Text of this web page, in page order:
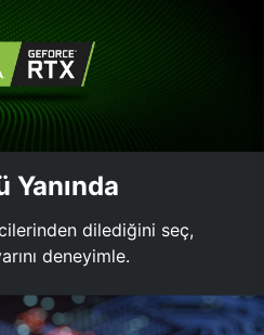
Yanında
dilediğini seç,
deneyimle.